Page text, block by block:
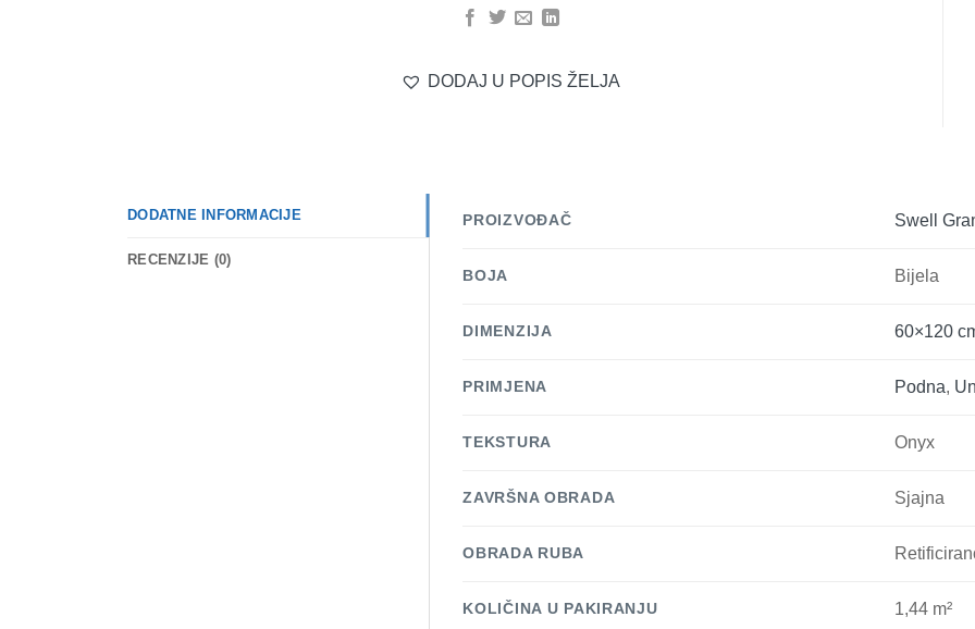
DODAJ U POPIS ŽELJA
DODATNE INFORMACIJE
RECENZIJE (0)
PROIZVOĐAČ Swell
BOJA Bijela
DIMENZIJA 60×120
PRIMJENA Podna,
TEKSTURA Onyx
ZAVRŠNA OBRADA Sjajna
OBRADA RUBA
KOLIČINA U PAKIRANJU 1,44 m²